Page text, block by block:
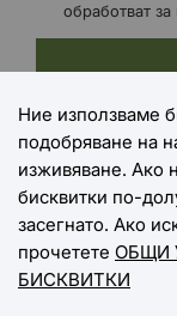
обработват
Ние използваме
подобряване на
изживяване. Ако
бисквитки по-
засегнато. Ако
прочетете ОБЩИ
БИСКВИТКИ